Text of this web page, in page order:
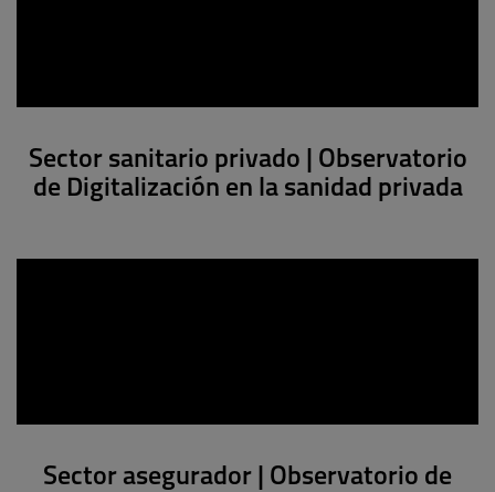
Sector sanitario privado | Observatorio
de Digitalización en la sanidad privada
Sector asegurador | Observatorio de